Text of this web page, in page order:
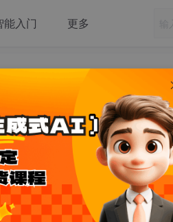
能入门 更多
问题根源